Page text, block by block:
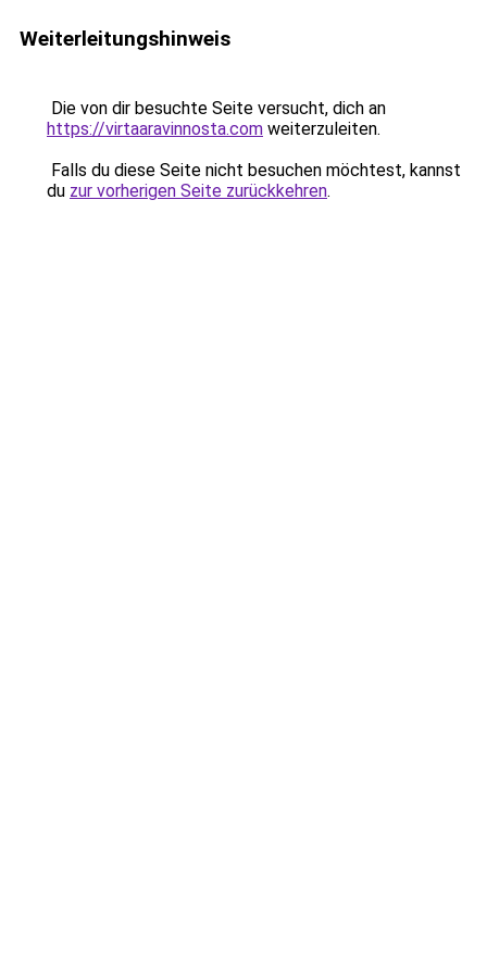
Weiterleitungshinweis
Die von dir besuchte Seite versucht, dich an
https://virtaaravinnosta.com weiterzuleiten.
Falls du diese Seite nicht besuchen möchtest, kannst
du zur vorherigen Seite zurückkehren.